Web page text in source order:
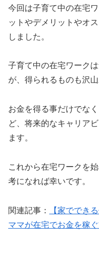
今回は子育て中の在宅
ットやデメリットやオ
しました。
子育て中の在宅ワーク
が、得られるものも沢山
お金を得る事だけでな
ど、将来的なキャリア
ます。
これから在宅ワークを
考になれば幸いです。
関連記事：
【家ででき
ママが在宅でお金を稼